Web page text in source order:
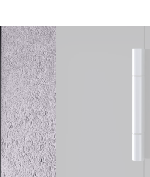
I
unosom šifre, pružajući
na AI tehnologiji.
i pristup putem telefona
Bez mogućnosti
rešenje pruža apsolutnu